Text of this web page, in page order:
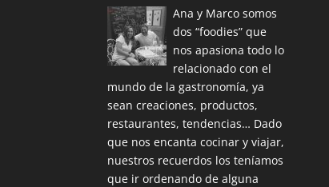
Ana y Marco somos
dos “foodies” que
nos apasiona todo lo
relacionado con el
mundo de la gastronomía, ya
sean creaciones, productos,
restaurantes, tendencias… Dado
que nos encanta cocinar y viajar,
nuestros recuerdos los teníamos
que ir ordenando de alguna